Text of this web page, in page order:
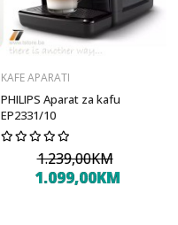
KAFE APARATI
PHILIPS Aparat za kafu
EP2331/10
1.239,00KM
1.099,00KM